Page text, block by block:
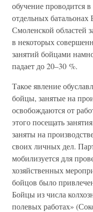
обучение проводится
отдельных
Смоленской областей
в некоторых
занятий бойцами
падает до 20–30 %.
Такое явление
бойцы, занятые на
освобождаются от
этого посещать
заняты на
своих личных дел.
мобилизуется для
хозяйственных
бойцов было
Бойцы из числа
полевых работах»